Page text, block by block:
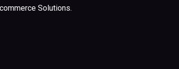
Solutions.